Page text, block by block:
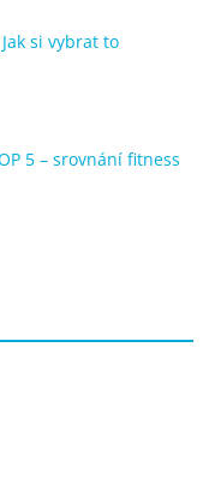
si vybrat to
5 – srovnání fitness